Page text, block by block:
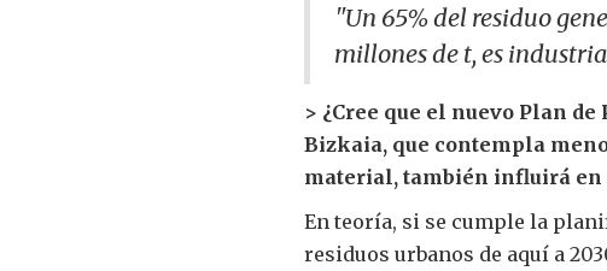
"Un 65% del residuo
millones de t, es
> ¿Cree que el nuevo Plan
Bizkaia, que contempla
material, también influirá en
En teoría, si se cumple la
residuos urbanos de aquí a